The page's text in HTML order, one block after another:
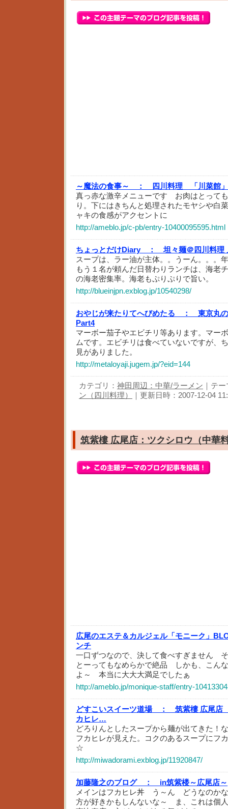
～魔法の食事～ ：
四川料理 「川菜館
真っ赤な激辛メニューです お肉はとって
り。下にはきちんと処理されたモヤシや白
ャキの食感がアクセントに
http://ameblo.jp/c-pb/entry-10400095595.html
ちょっとだけDiary ：
坦々麺＠四川料理
スープは、ラー油が主体。。うーん。。。
もう１名が頼んだ日替わりランチは、海老
の海老密集率。海老もぷりぷりで旨い。
http://blueinjpn.exblog.jp/10540298/
おやじが来たりてへびめたる ：
東京丸
Part4
マーボー茄子やエビチリ等あります。マー
ムです。エビチリは食べていないですが、
見がありました。
http://metaloyaji.jugem.jp/?eid=144
カテゴリ： 神田周辺：中華/ラーメン ｜テ
ン（四川料理）
｜更新日時：2007-12-04
筑紫樓 広尾店：ツクシロウ（中華
広尾のエステ＆カルジェル「モニーク」
ンチ
一口ずつなので、決して食べすぎません
とーってもなめらかで絶品 しかも、こん
よ～ 本当に大大大満足でしたぁ
http://ameblo.jp/monique-staff/entry-
どすこいスイーツ道場 ：
筑紫樓 広尾店
カヒレ…
どろりんとしたスープから麺が出てきた！
フカヒレが見えた。コクのあるスープにフ
☆
http://miwadorami.exblog.jp/11920847/
加藤隆之のブログ ：
in筑紫楼～広尾店～
メインはフカヒレ丼 う～ん どうなのか
方が好きかもしんないな～ ま、これは個